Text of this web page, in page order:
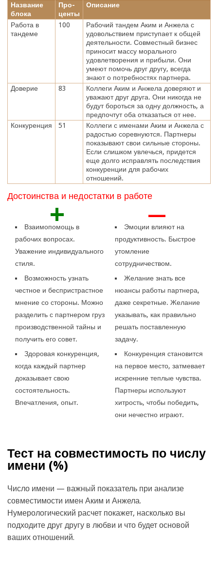
Название
блока
Про-
центы
Описание
Работа в
тандеме
100
Рабочий тандем Аким и Анжела с
удовольствием приступает к общей
деятельности. Совместный бизнес
приносит массу морального
удовлетворения и прибыли. Они
умеют помочь друг другу, всегда
знают о потребностях партнера.
Доверие
83
Коллеги Аким и Анжела доверяют и
уважают друг друга. Они никогда не
будут бороться за одну должность, а
предпочтут оба отказаться от нее.
Конкуренция
51
Коллеги с именами Аким и Анжела с
радостью соревнуются. Партнеры
показывают свои сильные стороны.
Если слишком увлечься, придется
еще долго исправлять последствия
конкуренции для рабочих
отношений.
Достоинства и недостатки в работе
+
Взаимопомощь в
рабочих вопросах.
Уважение индивидуального
стиля.
Возможность узнать
честное и беспристрастное
мнение со стороны. Можно
разделить с партнером груз
производственной тайны и
получить его совет.
Здоровая конкуренция,
когда каждый партнер
доказывает свою
состоятельность.
Впечатления, опыт.
—
Эмоции влияют на
продуктивность. Быстрое
утомление
сотрудничеством.
Желание знать все
нюансы работы партнера,
даже секретные. Желание
указывать, как правильно
решать поставленную
задачу.
Конкуренция становится
на первое место, затмевает
искренние теплые чувства.
Партнеры используют
хитрость, чтобы победить,
они нечестно играют.
Тест на совместимость по числу
имени (%)
Число имени — важный показатель при анализе
совместимости имен Аким и Анжела.
Нумерологический расчет покажет, насколько вы
подходите друг другу в любви и что будет основой
ваших отношений.